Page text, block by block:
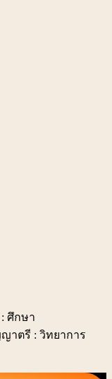
ศึกษา
าตรี : วิทยาการ